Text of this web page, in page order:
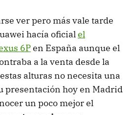
ver pero más vale tarde
hacía oficialel
6Pen España aunque el
a la venta desde la
alturas no necesita una
presentación hoy en Madrid
un poco mejor el